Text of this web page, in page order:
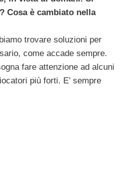
Cosa è cambiato nella
trovare soluzioni per
come accade sempre.
fare attenzione ad alcuni
più forti. E’ sempre